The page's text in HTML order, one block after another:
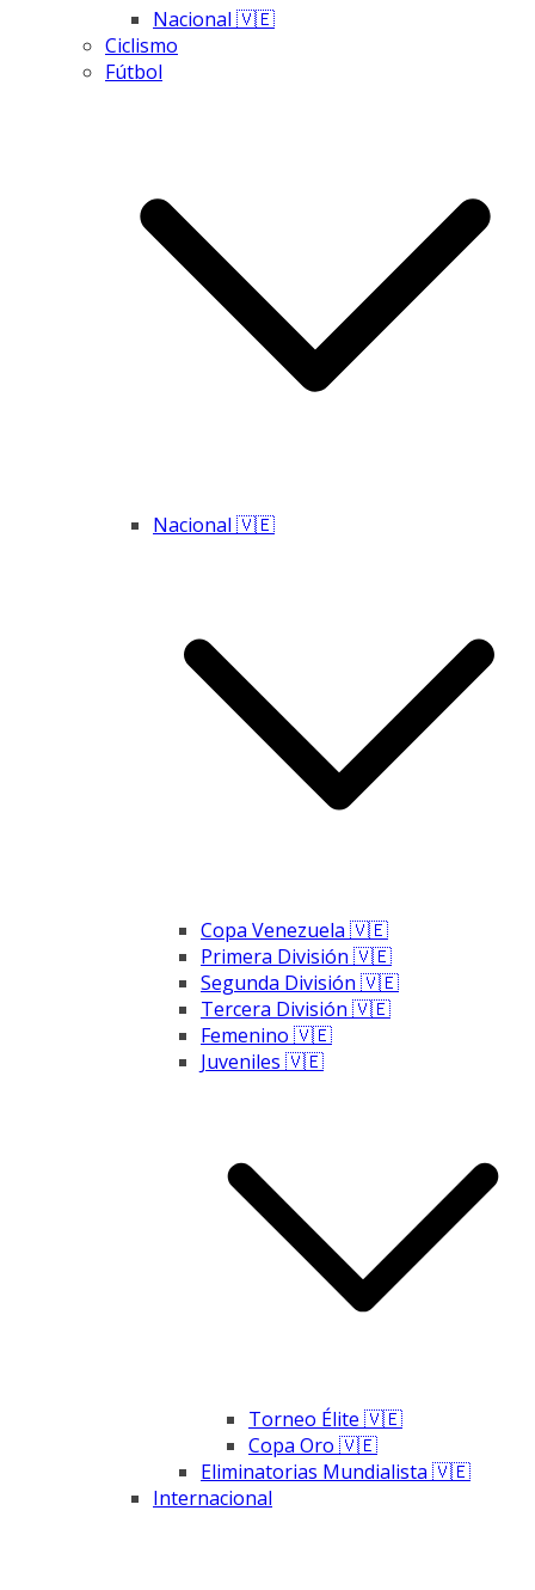
Nacional 🇻🇪
Ciclismo
Fútbol
Nacional 🇻🇪
Copa Venezuela 🇻🇪
Primera División 🇻🇪
Segunda División 🇻🇪
Tercera División 🇻🇪
Femenino 🇻🇪
Juveniles 🇻🇪
Torneo Élite 🇻🇪
Copa Oro 🇻🇪
Eliminatorias Mundialista 🇻🇪
Internacional